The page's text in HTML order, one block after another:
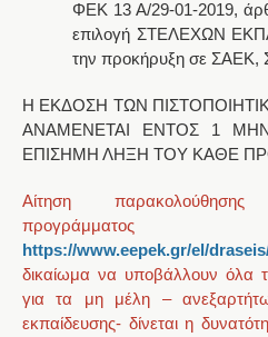
ΦΕΚ 13 Α/29-01-2019,
επιλογή ΣΤΕΛΕΧΩΝ
την προκήρυξη σε
Η ΕΚΔΟΣΗ ΤΩΝ
ΑΝΑΜΕΝΕΤΑΙ ΕΝΤΟΣ 1
ΕΠΙΣΗΜΗ ΛΗΞΗ ΤΟΥ ΚΑΘΕ
Αίτηση
https://www.eepek.gr/el/
δικαίωμα να υποβάλλουν
για τα μη μέλη –
εκπαίδευσης- δίνεται η